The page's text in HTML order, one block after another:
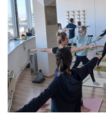
Третий съезд
Четвертый съезд
Пятый съезд
Шестой съезд
ОФ «Фонд
склерозом»
Новости: Казахстан